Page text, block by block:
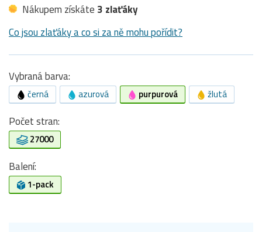
Nákupem získáte 3 zlaťáky
Co jsou zlaťáky a co si za ně mohu pořídit?
Vybraná barva:
černá azurová purpurová žlutá
Počet stran:
27000
Balení:
1-pack